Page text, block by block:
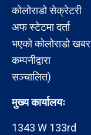
कोलोराडो सेक्रेटरी
अफ स्टेटमा दर्ता
भएको कोलोराडो खबर
कम्पनीद्वारा
सञ्चालित)
मुख्य कार्यालयः
1343 W 133rd